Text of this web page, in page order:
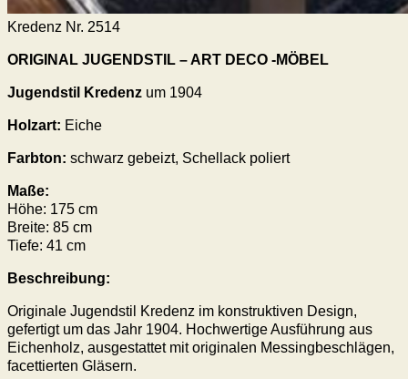
Kredenz Nr. 2514
ORIGINAL JUGENDSTIL – ART DECO -MÖBEL
Jugendstil Kredenz um 1904
Holzart: Eiche
Farbton: schwarz gebeizt, Schellack poliert
Maße:
Höhe: 175 cm
Breite: 85 cm
Tiefe: 41 cm
Beschreibung:
Originale Jugendstil Kredenz im konstruktiven Design,
gefertigt um das Jahr 1904. Hochwertige Ausführung aus
Eichenholz, ausgestattet mit originalen Messingbeschlägen,
facettierten Gläsern.